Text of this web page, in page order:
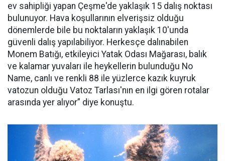
ev sahipliği yapan Çeşme'de yaklaşık 15 dalış noktası
bulunuyor. Hava koşullarının elverişsiz olduğu
dönemlerde bile bu noktaların yaklaşık 10'unda
güvenli dalış yapılabiliyor. Herkesçe dalınabilen
Monem Batığı, etkileyici Yatak Odası Mağarası, balık
ve kalamar yuvaları ile heykellerin bulunduğu No
Name, canlı ve renkli 88 ile yüzlerce kazık kuyruk
vatozun olduğu Vatoz Tarlası'nın en ilgi gören rotalar
arasında yer alıyor” diye konuştu.